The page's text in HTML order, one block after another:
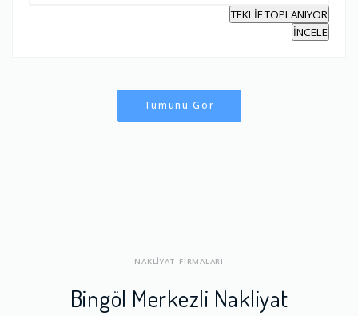
TEKLİF TOPLANIYOR
İNCELE
Tümünü Gör
NAKLİYAT FİRMALARI
Bingöl Merkezli Nakliyat